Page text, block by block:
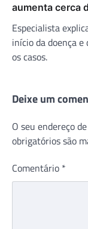
aumenta cerca
Especialista
início da doença
os casos.
Deixe um
O seu endereço
obrigatórios são
Comentário *